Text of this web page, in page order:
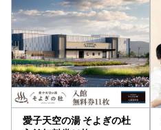
愛子天空の湯 そよぎの杜